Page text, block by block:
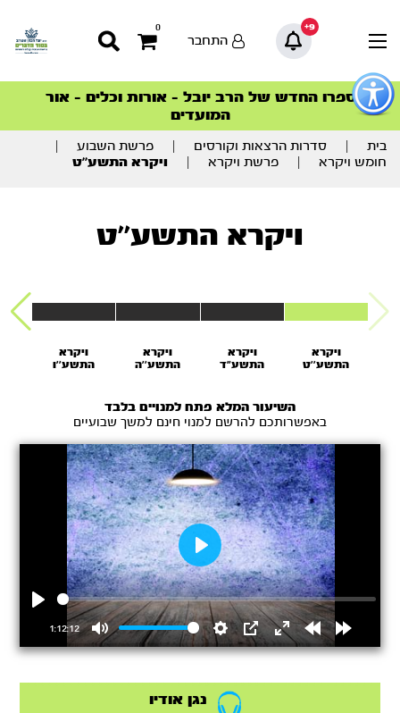
כפתור
לפתיחת
תפריט
9+
0
התחבר
סדרות הפודקאסטים
הסדרה המובילה החודש – דרך המלך
ספרו החדש של הרב יובל – אורות וכלים – אור
המועדים
הצטרפו למהפכת הבריאות הטבעית >
סדרות הפודקאסטים
הסדרה המובילה החודש – דרך המלך
תוכן
מרכזי
בית סדרות הרצאות וקורסים פרשת השבוע
חומש ויקרא
פרשת ויקרא ויקרא התשע’’ט
ויקרא התשע’’ט
ויקרא
התשע’’ט
ויקרא
התשע"ד
ויקרא
התשע’’ה
ויקרא
התשע’’ו
השיעור המלא פתח למנויים בלבד
באפשרותכם להרשם למנוי חינם למשך שבועיים
1:12:12
Mute Settings
PIP
EnterRewindForward
Play
נגן אודיו